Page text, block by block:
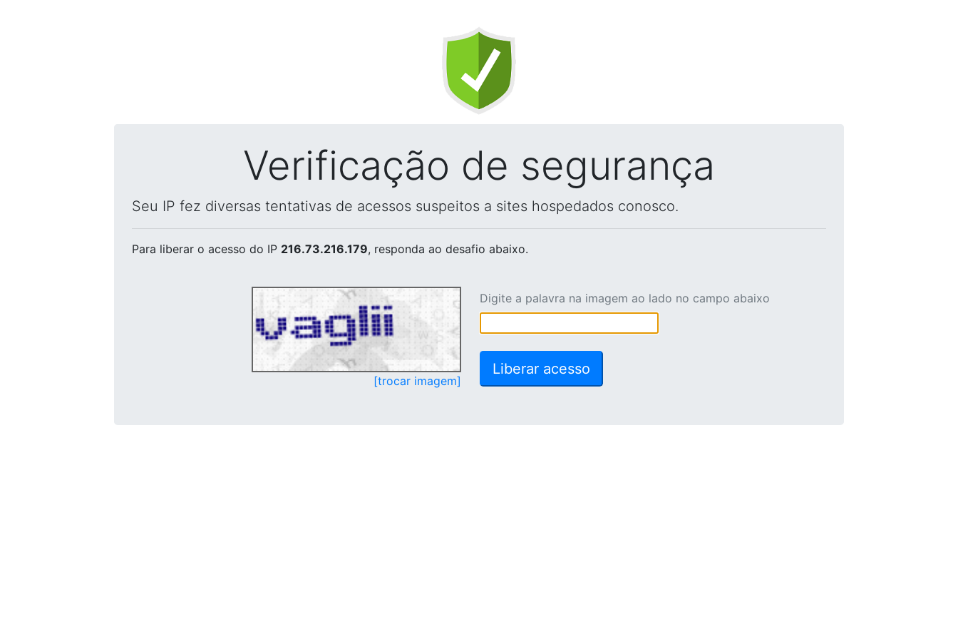
Verificação de segurança
Seu IP fez diversas tentativas de acessos suspeitos a sites hospedados conosco.
Para liberar o acesso do IP 216.73.216.179, responda ao desafio abaixo.
[trocar imagem]
Digite a palavra na imagem ao lado no campo abaixo